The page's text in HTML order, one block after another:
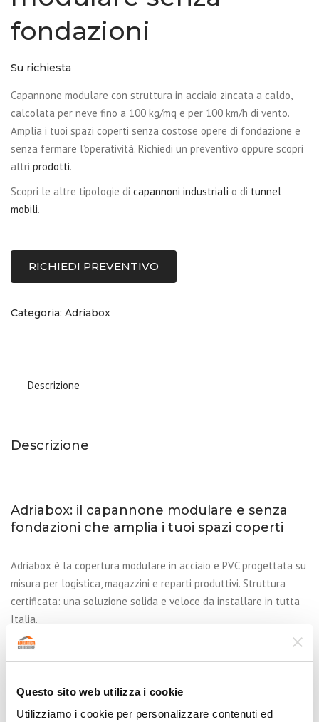
Questo sito web utilizza i cookie
Utilizziamo i cookie per personalizzare contenuti ed
fondazioni
Su richiesta
Capannone modulare con struttura in acciaio zincata a caldo,
calcolata per neve fino a 100 kg/mq e per 100 km/h di vento.
Amplia i tuoi spazi coperti senza costose opere di fondazione e
senza fermare l’operatività. Richiedi un preventivo oppure scopri
altri prodotti.
Scopri le altre tipologie di capannoni industriali o di tunnel
mobili.
RICHIEDI PREVENTIVO
Categoria: Adriabox
Descrizione
Descrizione
Adriabox: il capannone modulare e senza
fondazioni che amplia i tuoi spazi coperti
Adriabox è la copertura modulare in acciaio e PVC progettata su
misura per logistica, magazzini e reparti produttivi. Struttura
certificata: una soluzione solida e veloce da installare in tutta
Italia.
Struttura: profili in acciaio zincato a caldo, dimensionati